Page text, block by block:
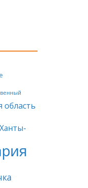
область
Ханты-